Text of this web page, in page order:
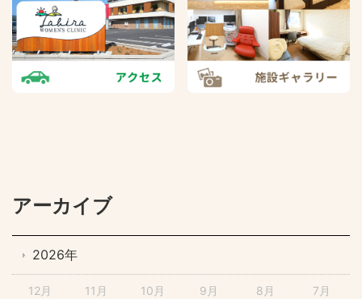
アーカイブ
2026年
12月 11月 10月 9月 8月 7月